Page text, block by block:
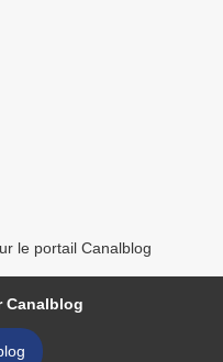
le portail Canalblog
Canalblog